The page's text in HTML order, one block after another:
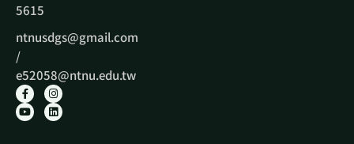
5615
ntnusdgs@gmail.com
/
e52058@ntnu.edu.tw